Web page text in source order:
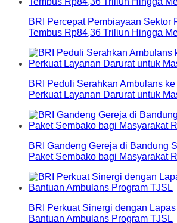
BRI Percepat Pembiayaan Sektor
Tembus Rp84,36 Triliun Hingga
BRI Peduli Serahkan Ambulans
Perkuat Layanan Darurat untuk
BRI Gandeng Gereja di Bandung
Paket Sembako bagi Masyarakat
BRI Perkuat Sinergi dengan
Bantuan Ambulans Program TJSL